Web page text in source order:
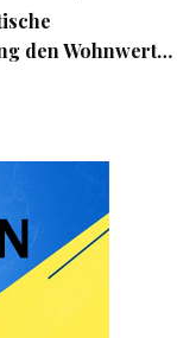
den Wohnwert